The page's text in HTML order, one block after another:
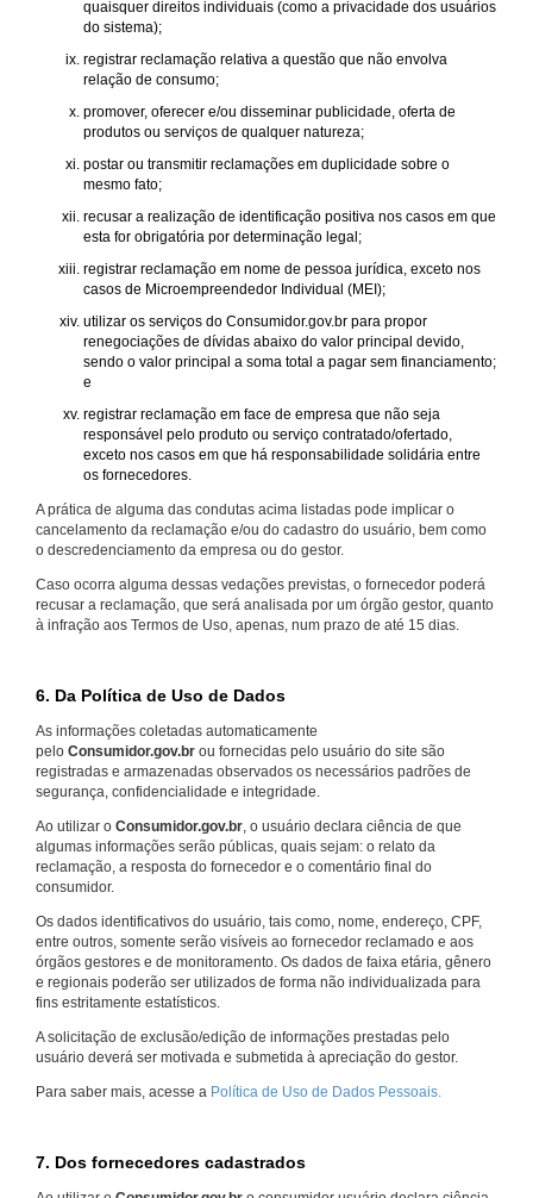
quaisquer direitos individuais (como a privacidade dos usuários
do sistema);
registrar reclamação relativa a questão que não envolva
relação de consumo;
promover, oferecer e/ou disseminar publicidade, oferta de
produtos ou serviços de qualquer natureza;
postar ou transmitir reclamações em duplicidade sobre o
mesmo fato;
recusar a realização de identificação positiva nos casos em que
esta for obrigatória por determinação legal;
registrar reclamação em nome de pessoa jurídica, exceto nos
casos de Microempreendedor Individual (MEI);
utilizar os serviços do Consumidor.gov.br para propor
renegociações de dívidas abaixo do valor principal devido,
sendo o valor principal a soma total a pagar sem financiamento;
e
registrar reclamação em face de empresa que não seja
responsável pelo produto ou serviço contratado/ofertado,
exceto nos casos em que há responsabilidade solidária entre
os fornecedores.
A prática de alguma das condutas acima listadas pode implicar o
cancelamento da reclamação e/ou do cadastro do usuário, bem como
o descredenciamento da empresa ou do gestor.
Caso ocorra alguma dessas vedações previstas, o fornecedor poderá
recusar a reclamação, que será analisada por um órgão gestor, quanto
à infração aos Termos de Uso, apenas, num prazo de até 15 dias.
6. Da Política de Uso de Dados
As informações coletadas automaticamente
pelo Consumidor.gov.br ou fornecidas pelo usuário do site são
registradas e armazenadas observados os necessários padrões de
segurança, confidencialidade e integridade.
Ao utilizar o Consumidor.gov.br , o usuário declara ciência de que
algumas informações serão públicas, quais sejam: o relato da
reclamação, a resposta do fornecedor e o comentário final do
consumidor.
Os dados identificativos do usuário, tais como, nome, endereço, CPF,
entre outros, somente serão visíveis ao fornecedor reclamado e aos
órgãos gestores e de monitoramento. Os dados de faixa etária, gênero
e regionais poderão ser utilizados de forma não individualizada para
fins estritamente estatísticos.
A solicitação de exclusão/edição de informações prestadas pelo
usuário deverá ser motivada e submetida à apreciação do gestor.
Para saber mais, acesse a Política de Uso de Dados Pessoais.
7. Dos fornecedores cadastrados